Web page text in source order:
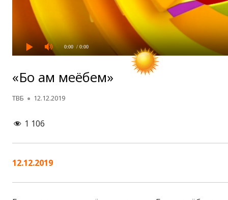
0:00 / 0:00
«Бо ҳам меёбем»
Автор
ТВБ Опубликовано
12.12.2019
1 106
12.12.2019